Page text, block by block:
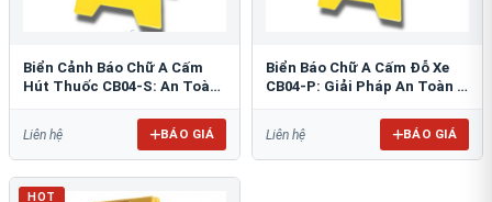
Biển Cảnh Báo Chữ A Cấm
Hút Thuốc CB04-S: An Toàn
Liên hệ BÁO GIÁ
Biển Báo Chữ A Cấm Đỗ Xe
CB04-P: Giải Pháp An Toàn &
Liên hệ BÁO GIÁ
HOT